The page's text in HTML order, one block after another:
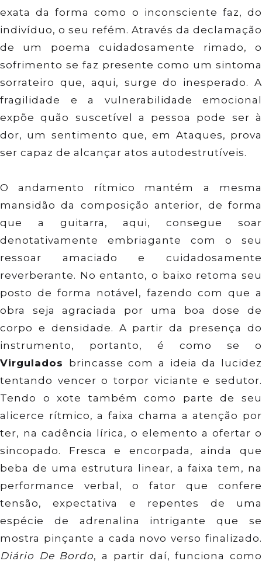
exata da forma como o inconsciente faz, do
indivíduo, o seu refém. Através da declamação
de um poema cuidadosamente rimado, o
sofrimento se faz presente como um sintoma
sorrateiro que, aqui, surge do inesperado. A
fragilidade e a vulnerabilidade emocional
expõe quão suscetível a pessoa pode ser à
dor, um sentimento que, em Ataques, prova
ser capaz de alcançar atos autodestrutíveis.
O andamento rítmico mantém a mesma
mansidão da composição anterior, de forma
que a guitarra, aqui, consegue soar
denotativamente embriagante com o seu
ressoar amaciado e cuidadosamente
reverberante. No entanto, o baixo retoma seu
posto de forma notável, fazendo com que a
obra seja agraciada por uma boa dose de
corpo e densidade. A partir da presença do
instrumento, portanto, é como se o
Virgulados brincasse com a ideia da lucidez
tentando vencer o torpor viciante e sedutor.
Tendo o xote também como parte de seu
alicerce rítmico, a faixa chama a atenção por
ter, na cadência lírica, o elemento a ofertar o
sincopado. Fresca e encorpada, ainda que
beba de uma estrutura linear, a faixa tem, na
performance verbal, o fator que confere
tensão, expectativa e repentes de uma
espécie de adrenalina intrigante que se
mostra pinçante a cada novo verso finalizado.
Diário De Bordo, a partir daí, funciona como